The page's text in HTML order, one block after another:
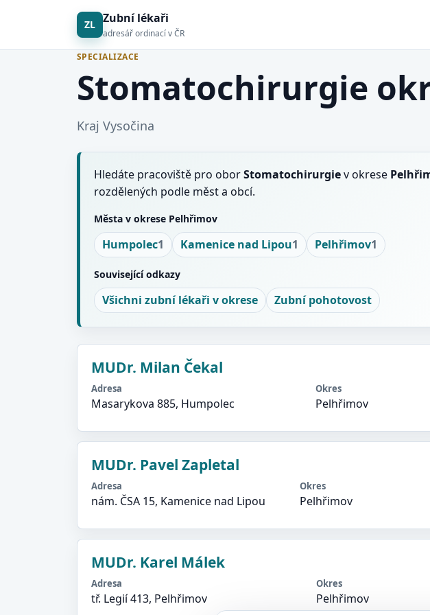
ZL Zubní lékaři
adresář ordinací v ČR
SPECIALIZACE
Stomatochirurgie
Kraj Vysočina
Hledáte pracoviště pro oborStomatochirurgiev okrese
rozdělených podle měst a obcí.
Města v okrese Pelhřimov
Humpolec1 Kamenice nad Lipou1 Pelhřimov1
Související odkazy
Všichni zubní lékaři v okrese Zubní pohotovost
MUDr. Milan Čekal
Adresa
Masarykova 885, Humpolec
Okres
Pelhřimov
MUDr. Pavel Zapletal
Adresa
nám. ČSA 15, Kamenice nad Lipou
Okres
Pelhřimov
MUDr. Karel Málek
Adresa
tř. Legií 413, Pelhřimov
Okres
Pelhřimov